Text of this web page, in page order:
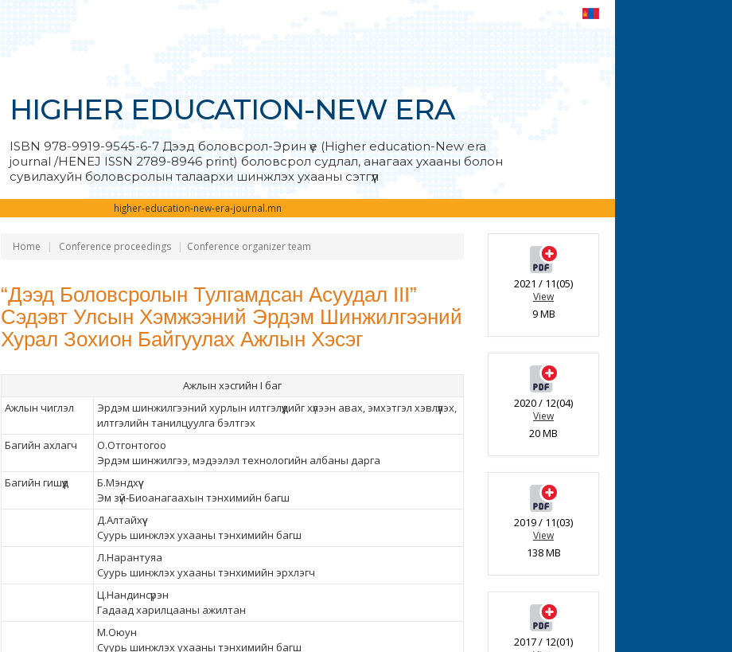
HIGHER EDUCATION-NEW ERA
ISBN 978-9919-9545-6-7 Дээд боловсрол-Эрин үе (Higher education-New era
journal /HENEJ ISSN 2789-8946 print) боловсрол судлал, анагаах ухааны болон
сувилахуйн боловсролын талаархи шинжлэх ухааны сэтгүүл
higher-education-new-era-journal.mn
Home Conference proceedings Conference organizer team
“Дээд Боловсролын Тулгамдсан Асуудал III”
Сэдэвт Улсын Хэмжээний Эрдэм Шинжилгээний
Хурал Зохион Байгуулах Ажлын Хэсэг
Ажлын хэсгийн I баг
Ажлын чиглэл
Эрдэм шинжилгээний хурлын илтгэлүүдийг хүлээн авах, эмхэтгэл хэвлүүлэх,
илтгэлийн танилцуулга бэлтгэх
Багийн ахлагч
О.Отгонтогоо
Эрдэм шинжилгээ, мэдээлэл технологийн албаны дарга
Багийн гишүүд
Б.Мэндхүү
Эм зүй-Биоанагаахын тэнхимийн багш
Д.Алтайхүү
Суурь шинжлэх ухааны тэнхимийн багш
Л.Нарантуяа
Суурь шинжлэх ухааны тэнхимийн эрхлэгч
Ц.Нандинсүрэн
Гадаад харилцааны ажилтан
М.Оюун
Суурь шинжлэх ухааны тэнхимийн багш
2021 / 11(05)
View
9 MB
2020 / 12(04)
View
20 MB
2019 / 11(03)
View
138 MB
2017 / 12(01)